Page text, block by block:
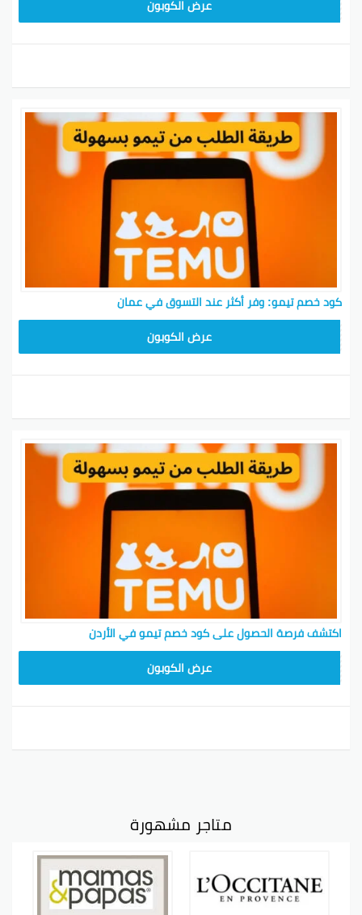
عرض الكوبون
كود خصم تيمو: وفر أكثر عند التسوق في عمان
عرض الكوبون
اكتشف فرصة الحصول على كود خصم تيمو في الأردن
عرض الكوبون
متاجر مشهورة